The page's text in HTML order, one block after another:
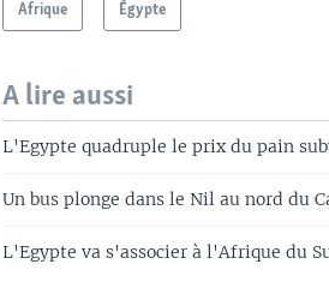
Afrique Égypte
A lire aussi
L'Egypte quadruple le prix du pain
Un bus plonge dans le Nil au nord du
L'Egypte va s'associer à l'Afrique du